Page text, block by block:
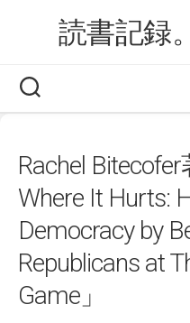
読書記録
Rachel Bitecofer
Where It Hurts:
Democracy by
Republicans at
Game」